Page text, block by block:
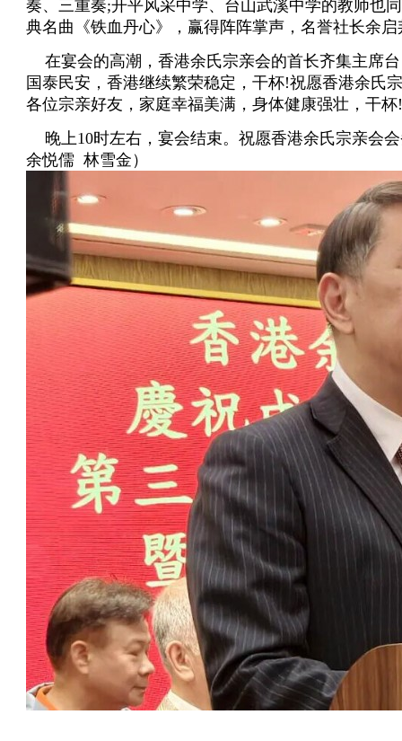
奏、三重奏;开平风采中学、台山武溪中学的教师也
典名曲《铁血丹心》，赢得阵阵掌声，名誉社长余
在宴会的高潮，香港余氏宗亲会的首长齐集主席
国泰民安，香港继续繁荣稳定，干杯!祝愿香港余氏
各位宗亲好友，家庭幸福美满，身体健康强壮，干杯!
晚上10时左右，宴会结束。祝愿香港余氏宗亲会
余悦儒 林雪金）